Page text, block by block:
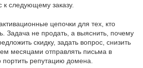
к следующему заказу.
цепочки для тех, кто
Задача не продать, а выяснить, почему
скидку, задать вопрос, снизить
месяцами отправлять письма в
портить репутацию домена.